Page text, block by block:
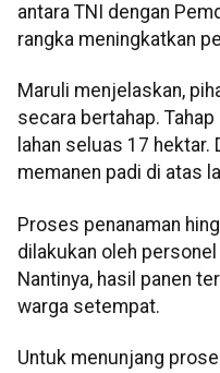
antara TNI dengan
rangka meningkatkan
Maruli menjelaskan,
secara bertahap.
lahan seluas 17 hektar.
memanen padi di atas
Proses penanaman
dilakukan oleh
Nantinya, hasil panen
warga setempat.
Untuk menunjang